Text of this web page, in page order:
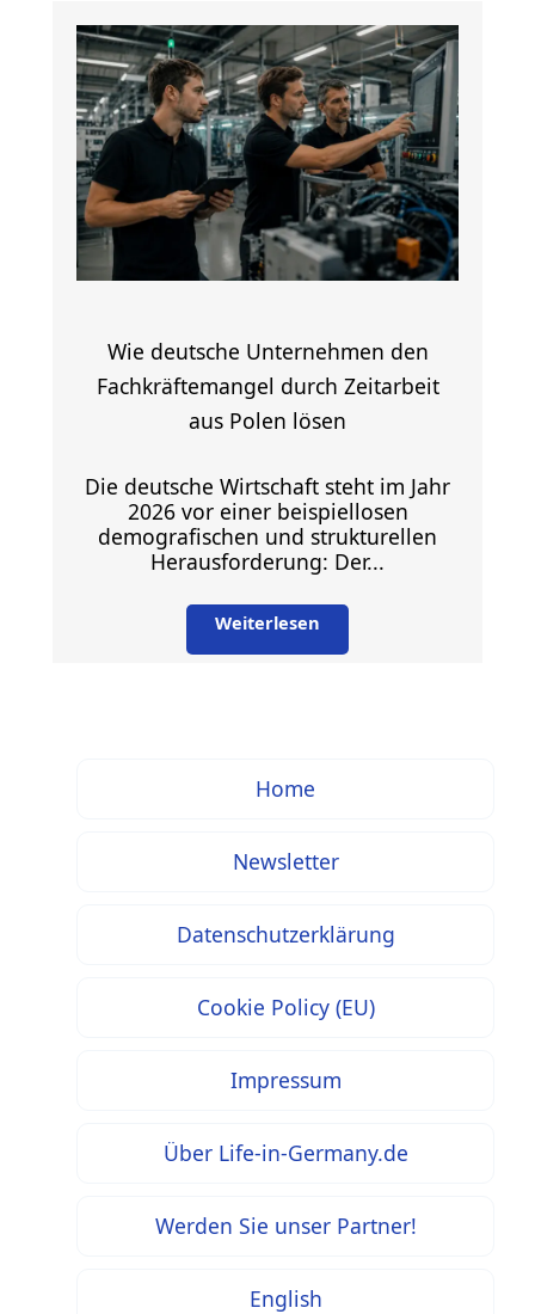
Wie deutsche Unternehmen den
Fachkräftemangel durch Zeitarbeit
aus Polen lösen
Die deutsche Wirtschaft steht im Jahr
2026 vor einer beispiellosen
demografischen und strukturellen
Herausforderung: Der...
Weiterlesen
Home
Newsletter
Datenschutzerklärung
Cookie Policy (EU)
Impressum
Über Life-in-Germany.de
Werden Sie unser Partner!
English